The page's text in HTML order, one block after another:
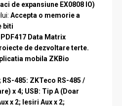
de expansiune EX0808 IO)
Accepta o memorie a
biti
Data Matrix
de dezvoltare terte.
mobila ZKBio
RS-485: ZKTeco RS-485 /
x 4; USB: Tip A (Doar
x 2; Iesiri Aux x 2;